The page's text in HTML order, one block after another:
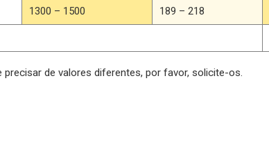
1300 – 1500 189 – 218
de valores diferentes, por favor, solicite-os.